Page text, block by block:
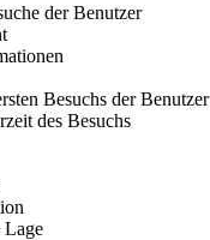
der Benutzer
Besuchs der Benutzer
des Besuchs
Lage